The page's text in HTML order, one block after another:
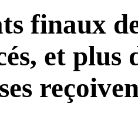
finaux
et